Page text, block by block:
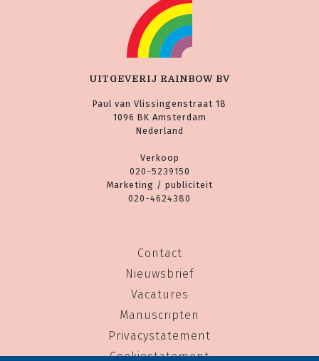
UITGEVERIJ RAINBOW BV
Paul van Vlissingenstraat 18
1096 BK Amsterdam
Nederland
Verkoop
020-5239150
Marketing / publiciteit
020-4624380
Contact
Nieuwsbrief
Vacatures
Manuscripten
Privacystatement
Cookiestatement